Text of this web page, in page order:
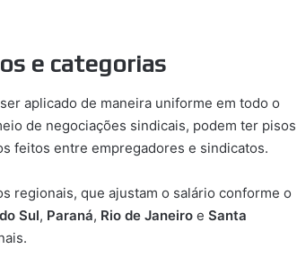
e categorias
aplicado de maneira uniforme em todo o
de negociações sindicais, podem ter pisos
feitos entre empregadores e sindicatos.
regionais, que ajustam o salário conforme o
Sul, Paraná, Rio de Janeiro e Santa